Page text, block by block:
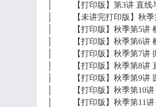
│ 【打印版】第3讲 直线
│ 【未讲完打印版】秋季
│ 【打印版】秋季第5讲
│ 【打印版】秋季第6讲
│ 【打印版】秋季第7讲
│ 【打印版】秋季第8讲
│ 【打印版】秋季第9讲
│ 【打印版】秋季第10讲
│ 【打印版】秋季第11讲